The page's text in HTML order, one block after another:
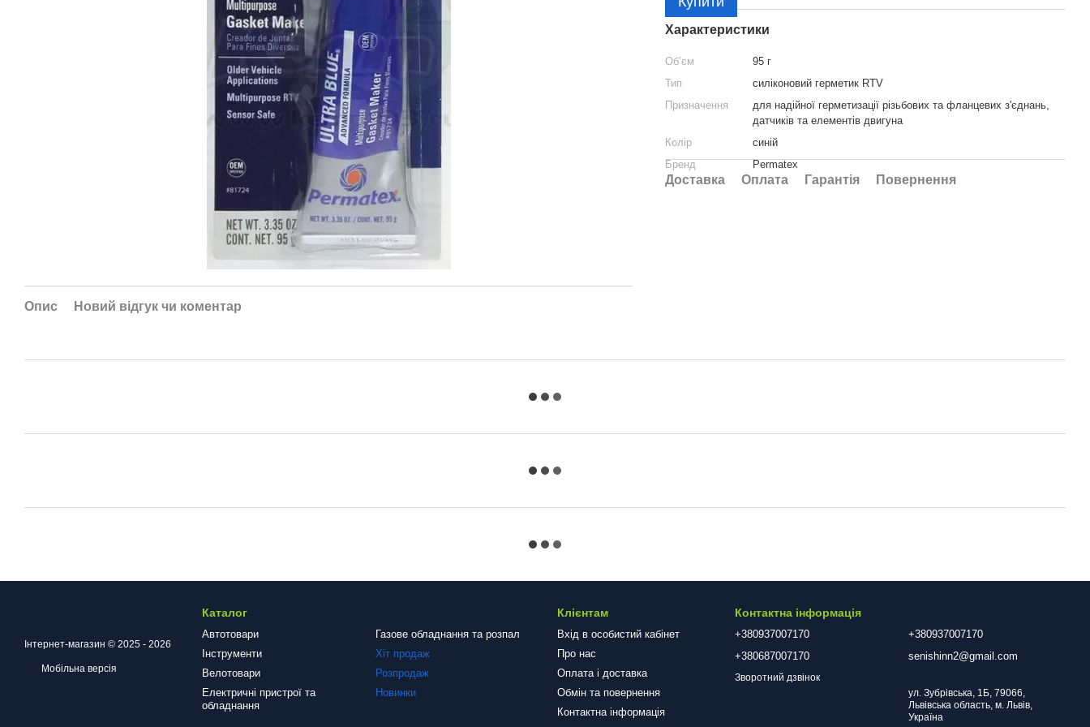
Опис Новий відгук чи коментар
Характеристики
Об’єм
95 г
Тип
силіконовий герметик RTV
Призначення
для надійної герметизації різьбових та фланцевих з'єднань,
датчиків та елементів двигуна
Колір
синій
Бренд
Permatex
Доставка Оплата Гарантія Повернення
Інтернет-магазин © 2025 - 2026
Мобільна версія
Каталог
Автотовари
Інструменти
Велотовари
Електричні пристрої та
обладнання
Газове обладнання та розпал
Хіт продаж
Розпродаж
Новинки
Клієнтам
Вхід в особистий кабінет
Про нас
Оплата і доставка
Обмін та повернення
Контактна інформація
Контактна інформація
+380937007170
+380687007170
Зворотний дзвінок
+380937007170
senishinn2@gmail.com
ул. Зубрівська, 1Б, 79066,
Львівська область, м. Львів,
Україна